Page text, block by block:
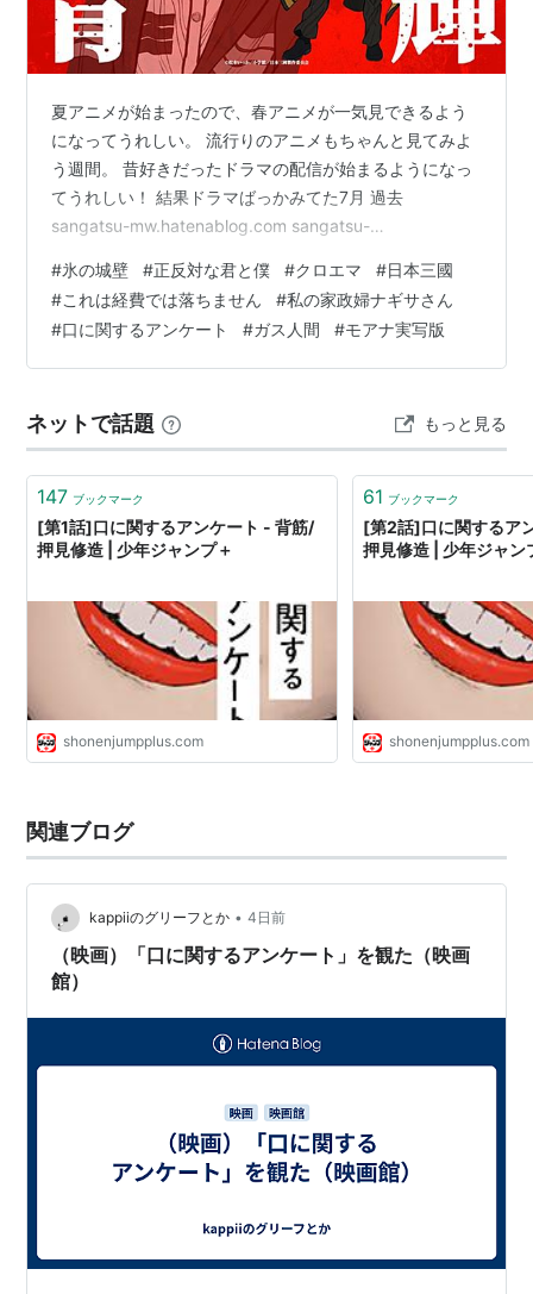
夏アニメが始まったので、春アニメが一気見できるよう
になってうれしい。 流行りのアニメもちゃんと見てみよ
う週間。 昔好きだったドラマの配信が始まるようになっ
てうれしい！ 結果ドラマばっかみてた7月 過去
sangatsu-mw.hatenablog.com sangatsu-
対な君と僕 クロエマ 日本三國 これは経費で落ちません
私の家政夫ナギサさん 口に関するアンケート ガス人間
重版出来 海に眠るダイヤモンド Nのために 女神の継承
VIVANT シーズン2 あかね噺 モアナ実写版 氷の城壁
#氷の城壁 #正反対な君と僕 #クロエマ #日本三國
#これは経費では落ちません #私の家政婦ナギサさん
#口に関するアンケート #ガス人間 #モアナ実写版
ネットで話題 もっと見る
147 ブックマーク
[第1話]口に関するアンケート - 背筋/
押見修造 | 少年ジャンプ＋
shonenjumpplus.com
61 ブックマーク
[第2話]口に関するア
押見修造 | 少年ジャン
shonenjumpplus.com
関連ブログ
kappiiのグリーフとか • 4日前
（映画）「口に関するアンケート」を観た（映画
館）